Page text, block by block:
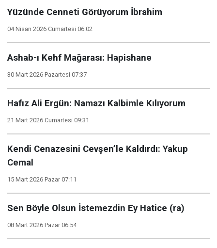
Yüzünde Cenneti Görüyorum İbrahim
04 Nisan 2026 Cumartesi 06:02
Ashab-ı Kehf Mağarası: Hapishane
30 Mart 2026 Pazartesi 07:37
Hafız Ali Ergün: Namazı Kalbimle Kılıyorum
21 Mart 2026 Cumartesi 09:31
Kendi Cenazesini Cevşen’le Kaldırdı: Yakup
Cemal
15 Mart 2026 Pazar 07:11
Sen Böyle Olsun İstemezdin Ey Hatice (ra)
08 Mart 2026 Pazar 06:54